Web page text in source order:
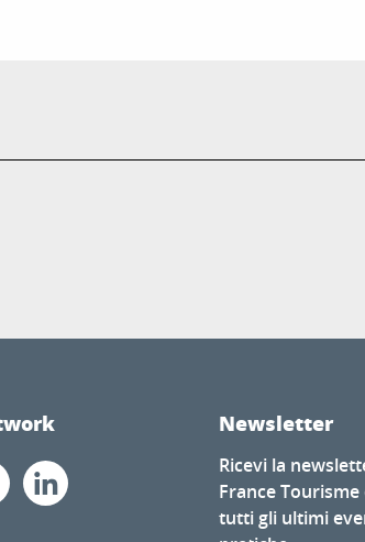
Newsletter
Ricevi la
France
tutti gli ultimi